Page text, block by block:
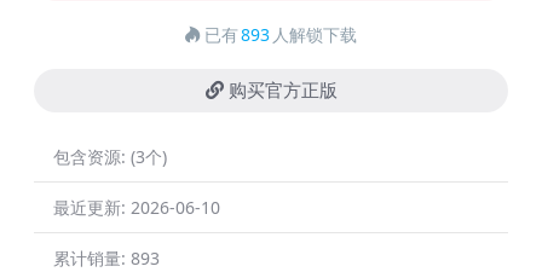
已有893 人解锁下载
购买官方正版
包含资源: (3个)
最近更新: 2026-06-10
累计销量: 893